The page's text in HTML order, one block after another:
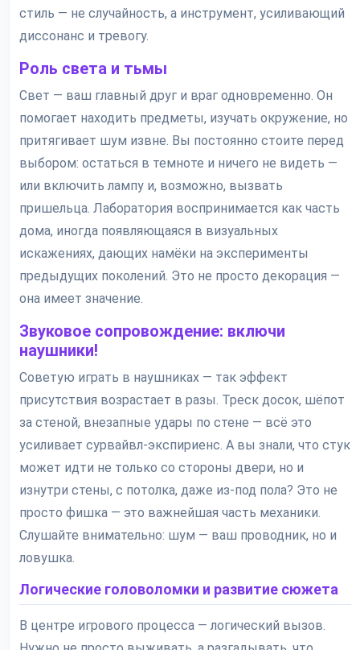
стиль — не случайность, а инструмент, усиливающий
диссонанс и тревогу.
Роль света и тьмы
Свет — ваш главный друг и враг одновременно. Он
помогает находить предметы, изучать окружение, но
притягивает шум извне. Вы постоянно стоите перед
выбором: остаться в темноте и ничего не видеть —
или включить лампу и, возможно, вызвать
пришельца. Лаборатория воспринимается как часть
дома, иногда появляющаяся в визуальных
искажениях, дающих намёки на эксперименты
предыдущих поколений. Это не просто декорация —
она имеет значение.
Звуковое сопровождение: включи
наушники!
Советую играть в наушниках — так эффект
присутствия возрастает в разы. Треск досок, шёпот
за стеной, внезапные удары по стене — всё это
усиливает сурвайвл-экспириенс. А вы знали, что стук
может идти не только со стороны двери, но и
изнутри стены, с потолка, даже из-под пола? Это не
просто фишка — это важнейшая часть механики.
Слушайте внимательно: шум — ваш проводник, но и
ловушка.
Логические головоломки и развитие сюжета
В центре игрового процесса — логический вызов.